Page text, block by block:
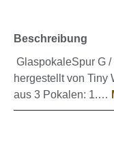
Beschreibung
GlaspokaleSpur G
hergestellt von Tiny
aus 3 Pokalen: 1.…